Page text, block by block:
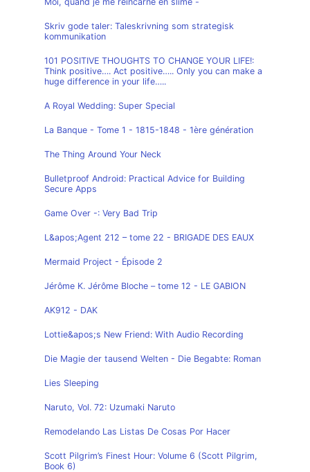
Skriv gode taler: Taleskrivning som strategisk
kommunikation
101 POSITIVE THOUGHTS TO CHANGE YOUR LIFE!:
Think positive…. Act positive….. Only you can make a
huge difference in your life…..
A Royal Wedding: Super Special
La Banque - Tome 1 - 1815-1848 - 1ère génération
The Thing Around Your Neck
Bulletproof Android: Practical Advice for Building
Secure Apps
Game Over -: Very Bad Trip
L&apos;Agent 212 – tome 22 - BRIGADE DES EAUX
Mermaid Project - Épisode 2
Jérôme K. Jérôme Bloche – tome 12 - LE GABION
AK912 - DAK
Lottie&apos;s New Friend: With Audio Recording
Die Magie der tausend Welten - Die Begabte: Roman
Lies Sleeping
Naruto, Vol. 72: Uzumaki Naruto
Remodelando Las Listas De Cosas Por Hacer
Scott Pilgrim’s Finest Hour: Volume 6 (Scott Pilgrim,
Book 6)